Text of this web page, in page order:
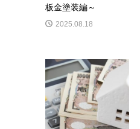
板金塗装編～
2025.08.18